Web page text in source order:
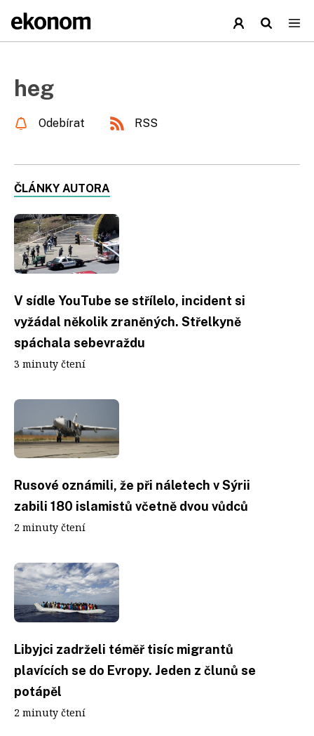
heg
Odebírat RSS
ČLÁNKY AUTORA
V sídle YouTube se střílelo, incident si
vyžádal několik zraněných. Střelkyně
spáchala sebevraždu
3 minuty čtení
Rusové oznámili, že při náletech v Sýrii
zabili 180 islamistů včetně dvou vůdců
2 minuty čtení
Libyjci zadrželi téměř tisíc migrantů
plavících se do Evropy. Jeden z člunů se
potápěl
2 minuty čtení